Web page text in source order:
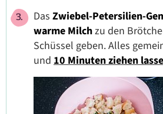
Das Zwiebel-Petersilien-
warme Milchzu den
Schüssel geben. Alles
und 10 Minuten ziehen